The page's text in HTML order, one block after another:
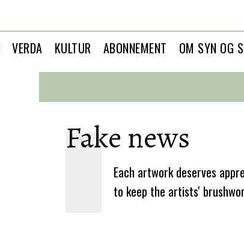
VERDA KULTUR ABONNEMENT OM SYN OG
Fake news
Each artwork deserves
to keep the artists'